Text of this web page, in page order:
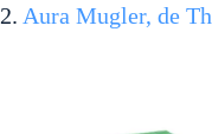
2. Aura Mugler, de